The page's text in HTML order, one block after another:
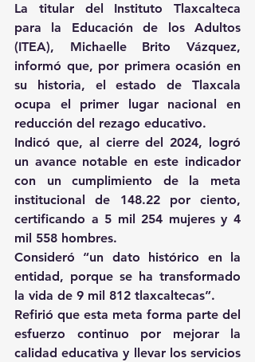
La titular del Instituto Tlaxcalteca
para la Educación de los Adultos
(ITEA), Michaelle Brito Vázquez,
informó que, por primera ocasión en
su historia, el estado de Tlaxcala
ocupa el primer lugar nacional en
reducción del rezago educativo.
Indicó que, al cierre del 2024, logró
un avance notable en este indicador
con un cumplimiento de la meta
institucional de 148.22 por ciento,
certificando a 5 mil 254 mujeres y 4
mil 558 hombres.
Consideró “un dato histórico en la
entidad, porque se ha transformado
la vida de 9 mil 812 tlaxcaltecas”.
Refirió que esta meta forma parte del
esfuerzo continuo por mejorar la
calidad educativa y llevar los servicios